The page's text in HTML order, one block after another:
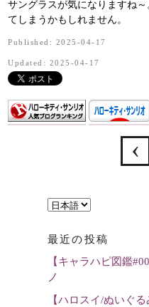
サングラスが気になりますね
てしまうかもしれません。
Published: 2025-04-17
Updated: 2025-04-17
言
を
選
最近の投稿
【キャラハピ図鑑
ノ
【ハロスイ/ぬいぐ